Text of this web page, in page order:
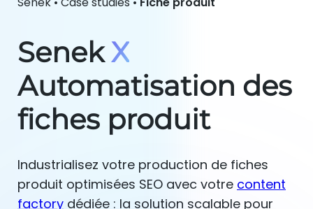
SenekX
Automatisation des
fiches produit
Industrialisez votre production de fiches
produit optimisées SEO avec votre content
factory dédiée : la solution scalable pour